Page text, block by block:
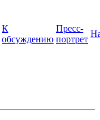
К
обсуждению
Пресс-
портрет